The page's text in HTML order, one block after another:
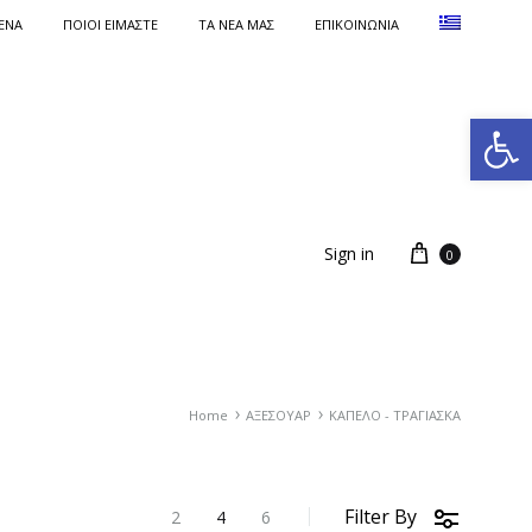
Ανοίξτε τη γραμμή εργαλείων
ΠΟΙΟΙ ΕΙΜΑΣΤΕ ΤΑ ΝΈΑ ΜΑΣ ΕΠΙΚΟΙΝΩΝΙΑ
Sign in 0
Home ΑΞΕΣΟΥΑΡ ΚΑΠΕΛΟ - ΤΡΑΓΙΑΣΚΑ
Filter By
2 4 6